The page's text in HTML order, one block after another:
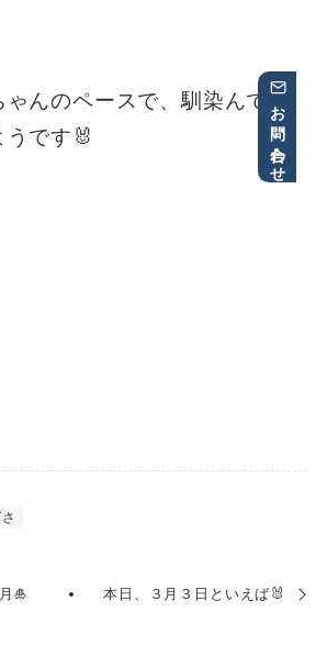
んのペースで、馴染んでき
です🐰
🎍 本日、３月３日といえば🐰
お問い合わせ